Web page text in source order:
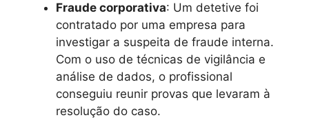
Fraude corporativa: Um detetive foi
contratado por uma empresa para
investigar a suspeita de fraude interna.
Com o uso de técnicas de vigilância e
análise de dados, o profissional
conseguiu reunir provas que levaram à
resolução do caso.